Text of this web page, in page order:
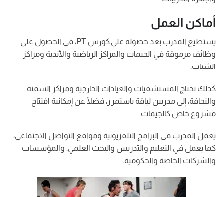
أماكن العمل
يستطيع المدرب بعد حصوله على كورس PT، في الحصول على
وظائف مرموقة في الجيمات والمراكز الرياضية والأندية ومراكز
الشباب.
كذلك تحتاج المستشفيات والعيادات الخارجية ومراكز السمنة
والنحافة، إلى مدربين لياقة باستمرار، فضلًا عن إمكانية افتتاح
مشروع خاص كالجيمات.
يعمل المدرب في البرامج التلفزيونية ومواقع التواصل الاجتماعي،
كما يعمل في التعليم والتدريس والبحث العلمي. والمؤسسات
والشركات الخاصة والحكومية.